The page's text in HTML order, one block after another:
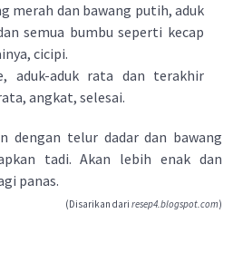
merah dan bawang putih, aduk
semua bumbu seperti kecap
cicipi.
aduk-aduk rata dan terakhir
angkat, selesai.
dengan telur dadar dan bawang
tadi. Akan lebih enak dan
panas.
(Disarikan dari resep4.blogspot.com)